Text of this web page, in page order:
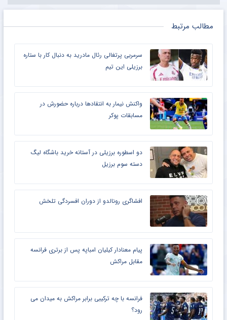
مطالب مرتبط
سرمربی پرتغالی رئال مادرید به دنبال کار با ستاره
برزیلی‌ این تیم
واکنش نیمار به انتقادها درباره حضورش در
مسابقات پوکر
دو اسطوره برزیلی در آستانه خرید باشگاه لیگ
دسته سوم برزیل
افشاگری رونالدو از دوران افسردگی تلخش
پیام معنادار کیلیان امباپه پس از برتری فرانسه
مقابل مراکش
فرانسه با چه ترکیبی برابر مراکش به میدان می
رود؟